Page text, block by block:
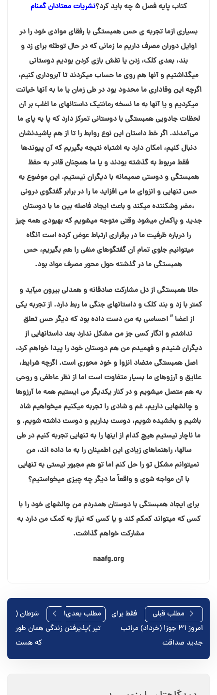
کتاب پایه فصل ۵ چه باید کرد؟ نشریات معتادان گمنام
بسیاری ازما تجربه ی حس همبستگی با رفقای موادی خود را در
اوایل دوران مصرف داریم ما زمانی که در حال توطئه برای زد و
بند، بعدی کلک، زدن یا نقش بازی کردن بودیم دوستانی
میگذاشتیم و آنها هم روی ما حساب میکردند تا آبروداری کنیم،
اگرچه این وفاداری ما محدود بود در طی زمان یا ما به آنها خیانت
میکردیم و یا آنها به ما نسخه رمانتیک داستانهای ما اغلب بر آن
لحظات جادویی همبستگی با دوستانی تمرکز دارد که پا به پای ما
می‌آمدند. اگر خط داستان این نوع روابط را تا از هم پاشیدنشان
دنبال کنیم، امکان دارد به اشتباه نتیجه بگیریم که آن پیوندها
فقط مربوط به گذشته بودند و یا ما همچنان قادر به حفظ
همبستگی و دوستی صمیمانه با دیگران نیستیم. این موضوع به
حس تنهایی و انزوای ما می افزاید ما را در برابر گفتگوی درونی
،مضر وشکننده میکند و باعث ایجاد فاصله بین ما با دوستان
جدید و پاکمان میشود وقتی متوجه میشویم که بهبودی همه چیز
را درباره ظرفیت ما در برقراری ارتباط عوض کرده است آنگاه
میتوانیم جلوی تمام آن گفتگوهای منفی را هم بگیریم، حس
همبستگی ما در گذشته حول محور مصرف مواد بود.
حالا همبستگی از دل مشارکت صادقانه و همدلی بیرون میآید و
کمتر با زد و بند کلک و داستانهای جنگی ما ربط دارد. از تجربه یکی
از اعضا ” احساسی به من دست داده بود که دیگر حس تعلق
نداشتم و انگار کسی جز من مشکل ندارد بعد داستانهایی از
دیگران شنیدم و فهمیدم من هم دوستان خود را پیدا خواهم کرد،
اصل همبستگی متضاد انزوا و خود محوری است. اگرچه شرایط،
علایق و آرزوهای ما بسیار متفاوت است اما از نظر عاطفی و روحی
به هم متصل میشویم و در کنار یکدیگر می ایستیم همه ما آرزوها
و چالشهایی داریم، غم و شادی را تجربه میکنیم میخواهیم شاد
باشیم و بخشیده شویم، دوست بداریم و دوست داشته شویم. و
ما ناچار نیستیم هیچ کدام از اینها را به تنهایی تجربه کنیم در طی
سالها، راهنماهای زیادی این اطمینان را به ما داده اند، من
نمیتوانم مشکل تو را حل کنم اما تو هم مجبور نیستی به تنهایی
با آن مواجه شوی و واقعاً ما دیگر چه چیزی میخواستیم؟
برای ایجاد همبستگی با دوستان همدردم من چالشهای خود را با
کسی که میتواند کمکم کند و یا کسی که نیاز به کمک من دارد به
مشارکت خواهم گذاشت.
naafg.org
راهبری
نوشته
مطلب قبلی
فقط برای
امروز ۳۱ جوزا (خرداد) مراتب
جدید صداقت
مطلب بعدی
۱ سَرَطان (
تیر )پذیرفتن زندگی همان طور
که هست